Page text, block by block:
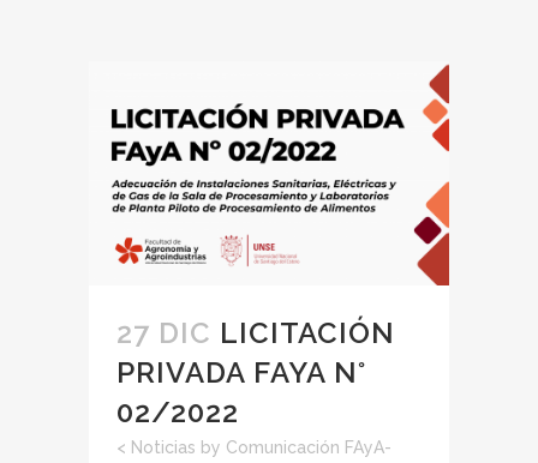
27 DIC LICITACIÓN
PRIVADA FAYA N°
02/2022
< Noticias by Comunicación FAyA-